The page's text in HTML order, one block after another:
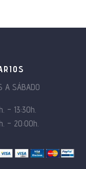
A SÁBADO
– 13:30h.
– 20:00h.